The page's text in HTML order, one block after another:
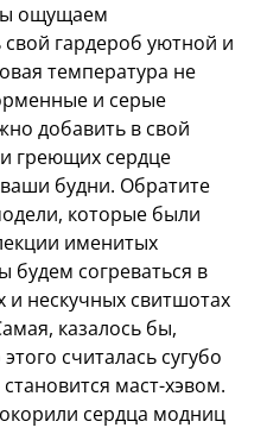
ощущаем
гардероб уютной и
температура не
и серые
добавить в свой
греющих сердце
будни. Обратите
которые были
именитых
согреваться в
нескучных свитшотах
казалось бы,
считалась сугубо
маст-хэвом.
сердца модниц